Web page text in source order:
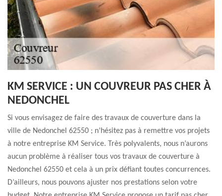
KM SERVICE : UN COUVREUR PAS CHER À
NEDONCHEL
Si vous envisagez de faire des travaux de couverture dans la
ville de Nedonchel 62550 ; n’hésitez pas à remettre vos projets
à notre entreprise KM Service. Très polyvalents, nous n’aurons
aucun problème à réaliser tous vos travaux de couverture à
Nedonchel 62550 et cela à un prix défiant toutes concurrences.
D’ailleurs, nous pouvons ajuster nos prestations selon votre